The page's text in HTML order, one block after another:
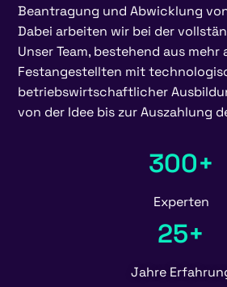
Beantragung und Abwicklung
Dabei arbeiten wir bei der
Unser Team, bestehend aus mehr
Festangestellten mit
betriebswirtschaftlicher
von der Idee bis zur Auszahlung
300+
Experten
25+
Jahre